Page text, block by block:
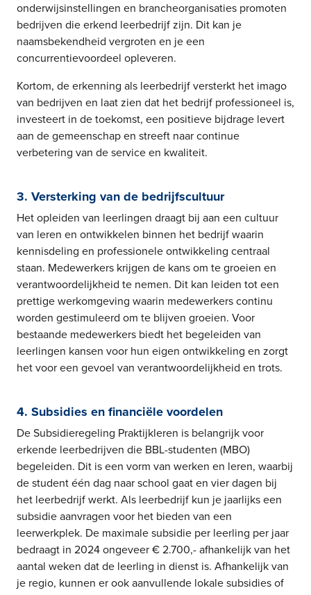
onderwijsinstellingen en brancheorganisaties promoten
bedrijven die erkend leerbedrijf zijn. Dit kan je
naamsbekendheid vergroten en je een
concurrentievoordeel opleveren.
Kortom, de erkenning als leerbedrijf versterkt het imago
van bedrijven en laat zien dat het bedrijf professioneel is,
investeert in de toekomst, een positieve bijdrage levert
aan de gemeenschap en streeft naar continue
verbetering van de service en kwaliteit.
3. Versterking van de bedrijfscultuur
Het opleiden van leerlingen draagt bij aan een cultuur
van leren en ontwikkelen binnen het bedrijf waarin
kennisdeling en professionele ontwikkeling centraal
staan. Medewerkers krijgen de kans om te groeien en
verantwoordelijkheid te nemen. Dit kan leiden tot een
prettige werkomgeving waarin medewerkers continu
worden gestimuleerd om te blijven groeien. Voor
bestaande medewerkers biedt het begeleiden van
leerlingen kansen voor hun eigen ontwikkeling en zorgt
het voor een gevoel van verantwoordelijkheid en trots.
4. Subsidies en financiële voordelen
De Subsidieregeling Praktijkleren is belangrijk voor
erkende leerbedrijven die BBL-studenten (MBO)
begeleiden. Dit is een vorm van werken en leren, waarbij
de student één dag naar school gaat en vier dagen bij
het leerbedrijf werkt. Als leerbedrijf kun je jaarlijks een
subsidie aanvragen voor het bieden van een
leerwerkplek. De maximale subsidie per leerling per jaar
bedraagt in 2024 ongeveer € 2.700,- afhankelijk van het
aantal weken dat de leerling in dienst is. Afhankelijk van
je regio, kunnen er ook aanvullende lokale subsidies of